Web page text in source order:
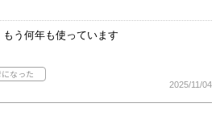
う何年も使っています
2025/11/04